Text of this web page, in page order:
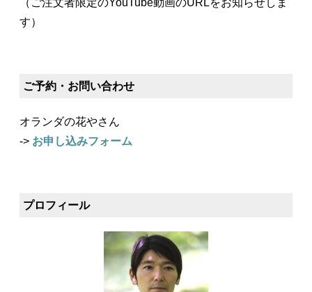
（ご注文者限定のYouTube動画のURLをお知らせしま
す）
ご予約・お問い合わせ
オランダの花やさん
-> お申し込みフォーム
プロフィール